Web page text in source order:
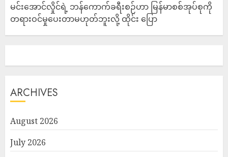
မင်းအောင်လှိုင်ရဲ့ ဘန်ကောက်ခရီးစဉ်ဟာ မြန်မာစစ်အုပ်စုကို
တရားဝင်မှုပေးတာမဟုတ်ဘူးလို့ ထိုင်း ပြော
ARCHIVES
August 2026
July 2026